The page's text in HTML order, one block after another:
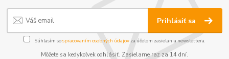
Prihlásiť sa
Súhlasím sospracovaním osobných údajov za účelom zasielania newslettera.
Môžete sa kedykoľvek odhlásiť. Zasielame raz za 14 dní.